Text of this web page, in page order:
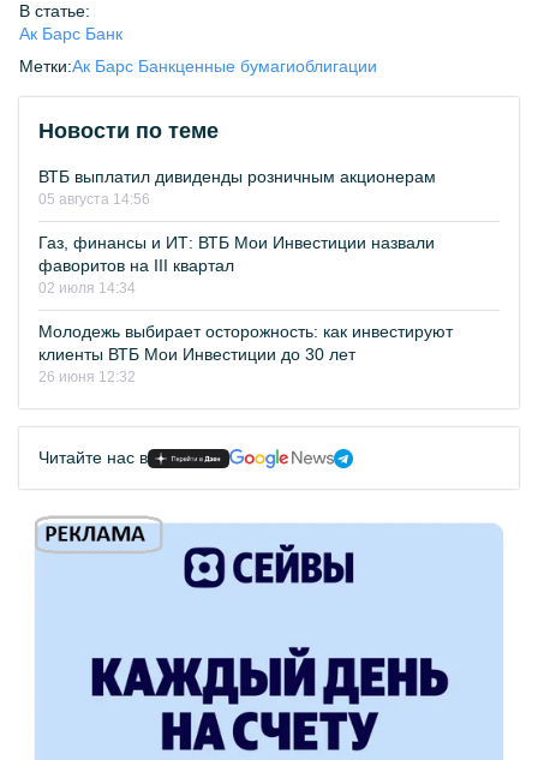
В статье:
Ак Барс Банк
Метки:Ак Барс Банкценные бумагиоблигации
Новости по теме
ВТБ выплатил дивиденды розничным акционерам
05 августа 14:56
Газ, финансы и ИТ: ВТБ Мои Инвестиции назвали
фаворитов на III квартал
02 июля 14:34
Молодежь выбирает осторожность: как инвестируют
клиенты ВТБ Мои Инвестиции до 30 лет
26 июня 12:32
Читайте нас в